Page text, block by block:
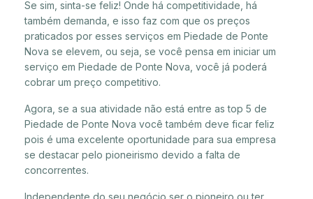
Se sim, sinta-se feliz! Onde há competitividade, há
também demanda, e isso faz com que os preços
praticados por esses serviços em Piedade de Ponte
Nova se elevem, ou seja, se você pensa em iniciar um
serviço em Piedade de Ponte Nova, você já poderá
cobrar um preço competitivo.
Agora, se a sua atividade não está entre as top 5 de
Piedade de Ponte Nova você também deve ficar feliz
pois é uma excelente oportunidade para sua empresa
se destacar pelo pioneirismo devido a falta de
concorrentes.
Independente do seu negócio ser o pioneiro ou ter